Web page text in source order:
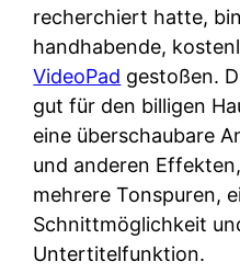
recherchiert hatte,
handhabende,
VideoPad gestoßen.
gut für den billigen
eine überschaubare
und anderen
mehrere Tonspuren,
Schnittmöglichkeit
Untertitelfunktion.